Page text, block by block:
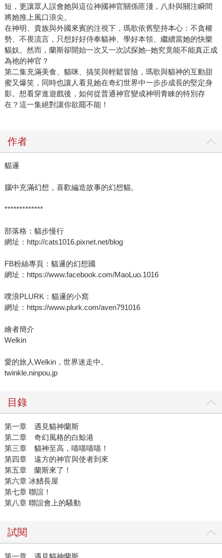
短，更讓眾人誤會她與這位神國神官關係匪淺，八卦與關注瞬間
將她推上風口浪尖。
在神明、貴族與外國來賓的注視下，瑪歌依舊堅持本心：不貪權
勢、不畏流言，只想好好侍奉貓神、學好本領、繼續當她的快樂
貓奴。然而，蘭斯卻開始一次又一次試探她--她究竟能不能真正成
為祂的神官？
第二集充滿美食、貓咪、搞笑與輕鬆冒險，瑪歌與貓神的互動甜
蜜又爆笑，同時也讓人看見她在奇幻世界中一步步成長的堅定身
影。想看穿進遊戲後，如何從普通神官變成神明青睞的特別存
在？這一集絕對讓你欲罷不能！
作者
貓邏
腦中充滿幻想，喜歡編造故事的幻想貓。
*************
部落格：貓步慢行
網址：http://cats1016.pixnet.net/blog
FB粉絲專頁：貓邏的幻想國
網址：https://www.facebook.com/MaoLuo.1016
噗浪PLURK：貓邏的小窩
網址：https://www.plurk.com/aven791016
繪者簡介
Welkin
愛的旅人Welkin，世界迷走中。
twinkle.ninpou.jp
目錄
第一章 遇見貓神蘭斯
第二章 奇幻風格的白鯨港
第三章 貓神至高，喵喵喵喵！
第四章 遠方的神官與使者到來
第五章 蘭斯來了！
第六章 冰鰭長屋
第七章 聯誼！
第八章 聯誼會上的騷動
試閱